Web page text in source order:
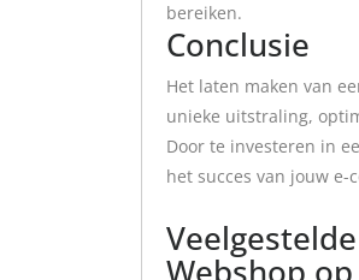
bereiken.
Conclusie
Het laten maken van
unieke uitstraling,
Door te investeren in
het succes van jouw